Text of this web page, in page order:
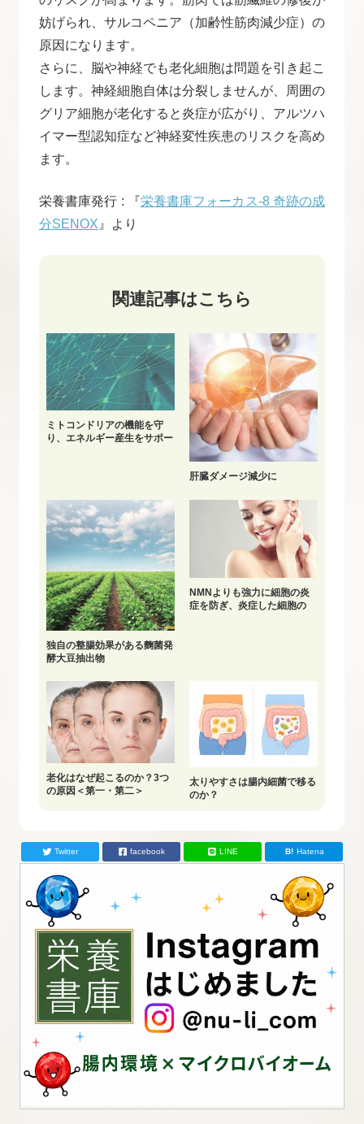
妨げられ、サルコペニア（加齢性筋肉減少症）の
原因になります。
さらに、脳や神経でも老化細胞は問題を引き起こ
します。神経細胞自体は分裂しませんが、周囲の
グリア細胞が老化すると炎症が広がり、アルツハ
イマー型認知症など神経変性疾患のリスクを高め
ます。
栄養書庫発行 : 『栄養書庫フォーカス-8 奇跡の成
分SENOX 』より
関連記事はこちら
ミトコンドリアの機能を守
り、エネルギー産生をサポー
肝臓ダメージ減少に
独自の整腸効果がある麴菌発
酵大豆抽出物
NMNよりも強力に細胞の炎
症を防ぎ、炎症した細胞の
老化はなぜ起こるのか？3つ
の原因＜第一・第二＞
太りやすさは腸内細菌で移る
のか？
Twitter facebook LINE Hatena